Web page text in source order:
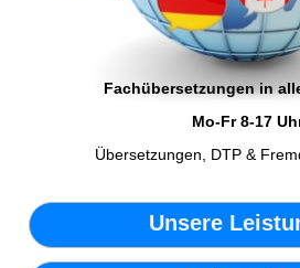
Fachübersetzungen in
Mo-Fr 8-17
Übersetzungen, DTP &
Unsere